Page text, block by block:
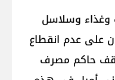
وغذاء وسلاسل
على عدم انقطاع
حاكم مصرف